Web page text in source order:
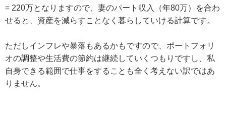
= 220万となりますので、妻のパート収入（年80万）を合わ
せると、資産を減らすことなく暮らしていける計算です。
ただしインフレや暴落もあるかもですので、ポートフォリ
オの調整や生活費の節約は継続していくつもりですし、私
自身できる範囲で仕事をすることも全く考えない訳ではあ
りません。